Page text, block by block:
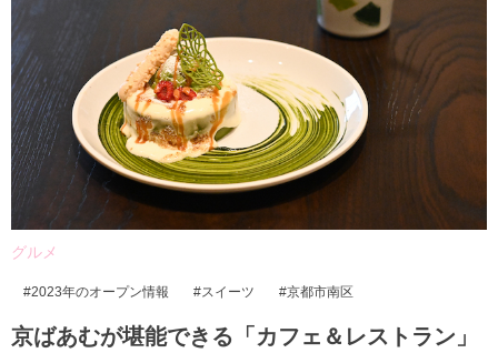
グルメ
2023年のオープン情報 スイーツ 京都市南区
京ばあむが堪能できる「カフェ＆レストラン」